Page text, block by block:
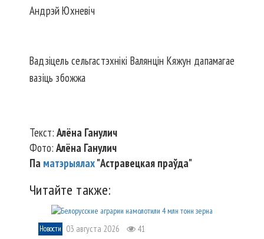
Андрэй Юхневіч
Вадзіцель сельгастэхнікі Валянцін Кяжун дапамагае
вазіць збожжа
Текст: Алёна Ганулич
Фото: Алёна Ганулич
Па матэрыялах"Астравецкая праўда"
Читайте также:
Новости 03 августа 2026 41